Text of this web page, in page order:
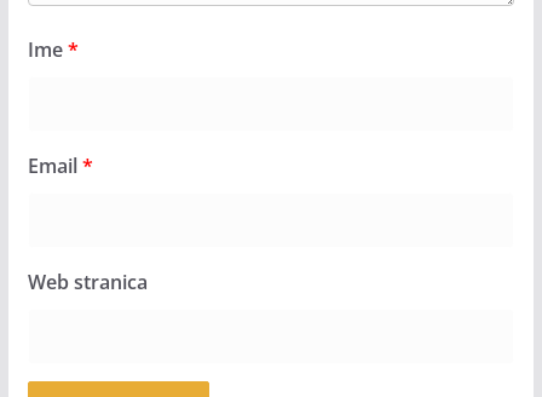
Ime*
Email*
Web stranica